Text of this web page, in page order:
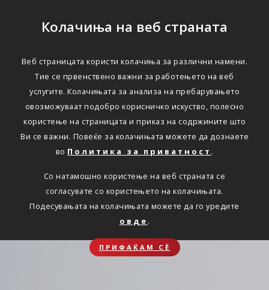
Колачиња на веб страната
Веб страницата користи колачиња за различни намени.
Тие се првенствено важни за работењето на веб
услугите. Колачињата за анализа на пребарувањето
овозможуваат подобро корисничко искуство, полесно
користење на страницата и приказ на содржините што
Ви се важни. Повеќе за колачињата можете да дознаете
во Политика за приватност .
Со натамошно користење на веб страната се
согласувате со користењето на колачињата.
Подесувањата на колачињата можете да го уредите
овде .
ПРИФАЌАМ СЀ